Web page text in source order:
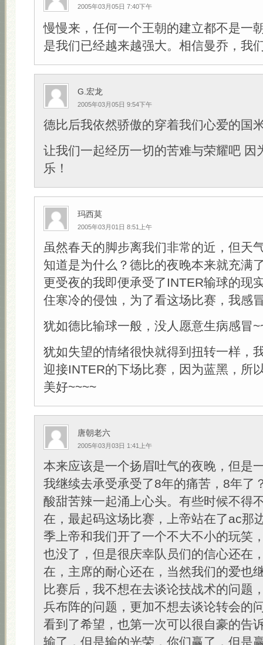
2005年03月05日 7:40下午
慢慢来，任何一个王朝的建立都不是一
是我们已经越来越强大。相信曼乔，我
G.宏龙
2005年03月05日 9:54下午
德比后我依然骄傲的穿着我们心爱的国
让我们一起经历一切的苦难与荣耀吧 因
乐！
玛西莫
2005年03月01日 8:51上午
虽然春天的脚步离我们非常的近，但天
知道是为什么？德比的夜晚本来就充满
更受夜的我即便承受了INTER输球的现
住寒冷的侵蚀，为了看这场比赛，我感
犹如德比输球一般，没人愿意生病感冒
犹如失望的情绪很快就得到扭转一样，
迎接INTER的下场比赛，因为蓝黑，所
美好~~~~
唐朝老六
2005年03月03日 1:41上午
本来应该是一个扬眉吐气的夜晚，但是
我继续去承受承受了8年的痛苦，8年了
酸甜苦辣一起涌上心头。有些时候不得
在，最起码这场比赛，上帝站在了ac那
季上帝和我们开了一个不大不小的玩笑
也没了，但是很庆幸队员们的信心还在
在，主席的耐心还在，当然我们的爱也
比赛后，我不想在去谈论技战术的问题
兵布阵的问题，更加不想去谈论转会的
看到了希望，也第一次可以很自豪的告
输了，但是输的光荣，你们赢了，但是